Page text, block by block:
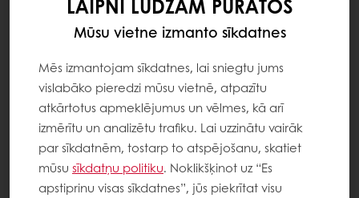
LAIPNI LŪDZAM PURATOS
Mūsu vietne izmanto sīkdatnes
Mēs izmantojam sīkdatnes, lai sniegtu jums
vislabāko pieredzi mūsu vietnē, atpazītu
atkārtotus apmeklējumus un vēlmes, kā arī
izmērītu un analizētu trafiku. Lai uzzinātu vairāk
par sīkdatnēm, tostarp to atspējošanu, skatiet
mūsu sīkdatņu politiku. Noklikšķinot uz “Es
apstiprinu visas sīkdatnes”, jūs piekrītat visu